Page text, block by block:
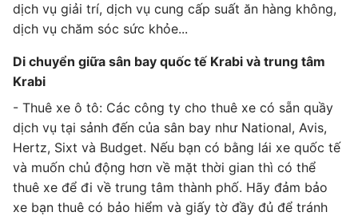
dịch vụ giải trí, dịch vụ cung cấp suất ăn hàng không,
dịch vụ chăm sóc sức khỏe...
Di chuyển giữa sân bay quốc tế Krabi và trung tâm
Krabi
- Thuê xe ô tô: Các công ty cho thuê xe có sẵn quầy
dịch vụ tại sảnh đến của sân bay như National, Avis,
Hertz, Sixt và Budget. Nếu bạn có bằng lái xe quốc tế
và muốn chủ động hơn về mặt thời gian thì có thể
thuê xe để đi về trung tâm thành phố. Hãy đảm bảo
xe bạn thuê có bảo hiểm và giấy tờ đầy đủ để tránh